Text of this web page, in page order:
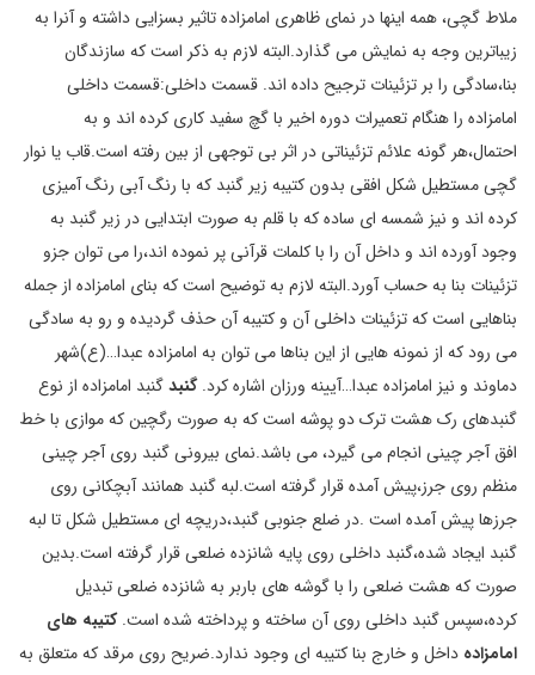
ملاط گچی، همه اینها در نمای ظاهری امامزاده تاثیر بسزایی داشته و آنرا به
زیباترین وجه به نمایش می گذارد.البته لازم به ذکر است که سازندگان
بنا،سادگی را بر تزئینات ترجیح داده اند. قسمت داخلی:قسمت داخلی
امامزاده را هنگام تعمیرات دوره اخیر با گچ سفید کاری کرده اند و به
احتمال،هر گونه علائم تزئیناتی در اثر بی توجهی از بین رفته است.قاب یا نوار
گچی مستطیل شکل افقی بدون کتیبه زیر گنبد که با رنگ آبی رنگ آمیزی
کرده اند و نیز شمسه ای ساده که با قلم به صورت ابتدایی در زیر گنبد به
وجود آورده اند و داخل آن را با کلمات قرآنی پر نموده اند،را می توان جزو
تزئینات بنا به حساب آورد.البته لازم به توضیح است که بنای امامزاده از جمله
بناهایی است که تزئینات داخلی آن و کتیبه آن حذف گردیده و رو به سادگی
می رود که از نمونه هایی از این بناها می توان به امامزاده عبدا…(ع)شهر
دماوند و نیز امامزاده عبدا…آیینه ورزان اشاره کرد.گنبدگنبد امامزاده از نوع
گنبدهای رک هشت ترک دو پوشه است که به صورت رگچین که موازی با خط
افق آجر چینی انجام می گیرد، می باشد.نمای بیرونی گنبد روی آجر چینی
منظم روی جرز،پیش آمده قرار گرفته است.لبه گنبد همانند آبچکانی روی
جرزها پیش آمده است .در ضلع جنوبی گنبد،دریچه ای مستطیل شکل تا لبه
گنبد ایجاد شده،گنبد داخلی روی پایه شانزده ضلعی قرار گرفته است.بدین
صورت که هشت ضلعی را با گوشه های باربر به شانزده ضلعی تبدیل
کرده،سپس گنبد داخلی روی آن ساخته و پرداخته شده است.کتیبه های
امامزاده داخل و خارج بنا کتیبه ای وجود ندارد.ضریح روی مرقد که متعلق به